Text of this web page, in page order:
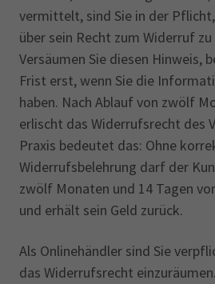
vermittelt, sind Sie in der
über sein Recht zum Widerruf zu
Versäumen Sie diesen Hinweis,
Frist erst, wenn Sie die
haben. Nach Ablauf von zwölf
erlischt das Widerrufsrecht des
Praxis bedeutet das: Ohne
Widerrufsbelehrung darf der
zwölf Monaten und 14 Tagen
und erhält sein Geld zurück.
Als Onlinehändler sind Sie
das Widerrufsrecht